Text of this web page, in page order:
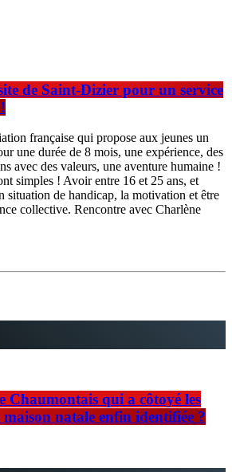
de Saint-Dizier pour un service
française qui propose aux jeunes un
une durée de 8 mois, une expérience, des
avec des valeurs, une aventure humaine !
simples ! Avoir entre 16 et 25 ans, et
situation de handicap, la motivation et être
collective. Rencontre avec Charlène
Chaumontais qui a côtoyé les
natale enfin identifiée ?